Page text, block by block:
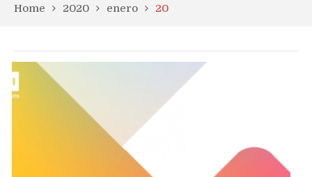
Home 2020 enero 20